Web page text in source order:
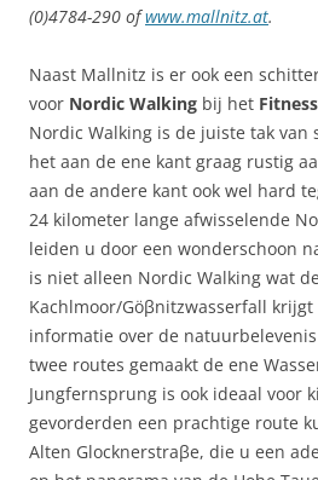
(0)4784-290 ofwww.mallnitz.at.
Naast Mallnitz is er ook een
voor Nordic Walking bij het
Nordic Walking is de juiste tak van
het aan de ene kant graag rustig
aan de andere kant ook wel hard
24 kilometer lange afwisselende
leiden u door een wonderschoon
is niet alleen Nordic Walking wat
Kachlmoor/Göβnitzwasserfall
informatie over de
twee routes gemaakt de ene
Jungfernsprung is ook ideaal voor
gevorderden een prachtige route
Alten Glocknerstraβe, die u een